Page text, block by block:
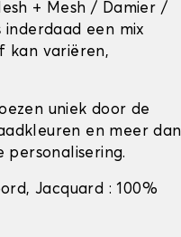
+ Mesh / Damier /
inderdaad een mix
kan variëren,
uniek door de
en meer dan
personalisering.
Jacquard : 100%